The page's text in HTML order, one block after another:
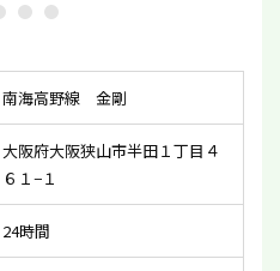
南海高野線 金剛
大阪府大阪狭山市半田１丁目４
６１−１
24時間